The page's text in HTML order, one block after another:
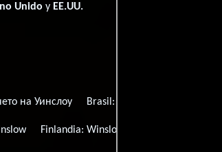
Unido y EE.UU.
на Уинслоу Brasil:
Finlandia:Winslow'n kunnia